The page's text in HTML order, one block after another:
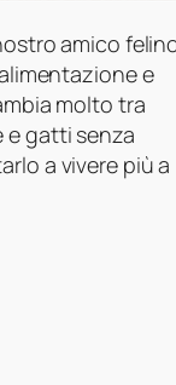
amico
e
molto tra
e gatti senza
a vivere più a